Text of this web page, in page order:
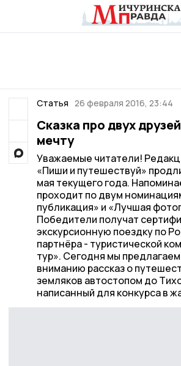
Статья 26 февраля 2016, 23:44
Сказка про двух
мечту
Уважаемые читатели!
«Пиши и путешествуй»
мая текущего года.
проходит по двум
публикация» и «Лучшая
Победители получат
экскурсионную поездку по
партнёра - туристической
тур». Сегодня мы
вниманию рассказ о
земляков автостопом до
написанный для конкурса в